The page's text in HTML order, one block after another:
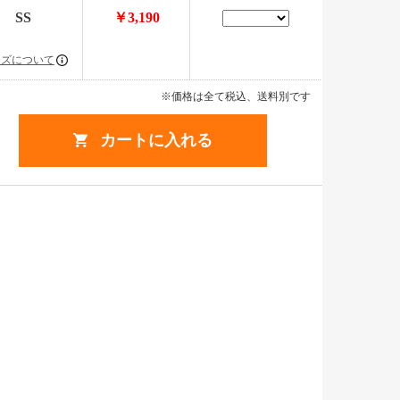
SS ￥3,190
について
※価格は全て税込、送料別です
カートに入れる